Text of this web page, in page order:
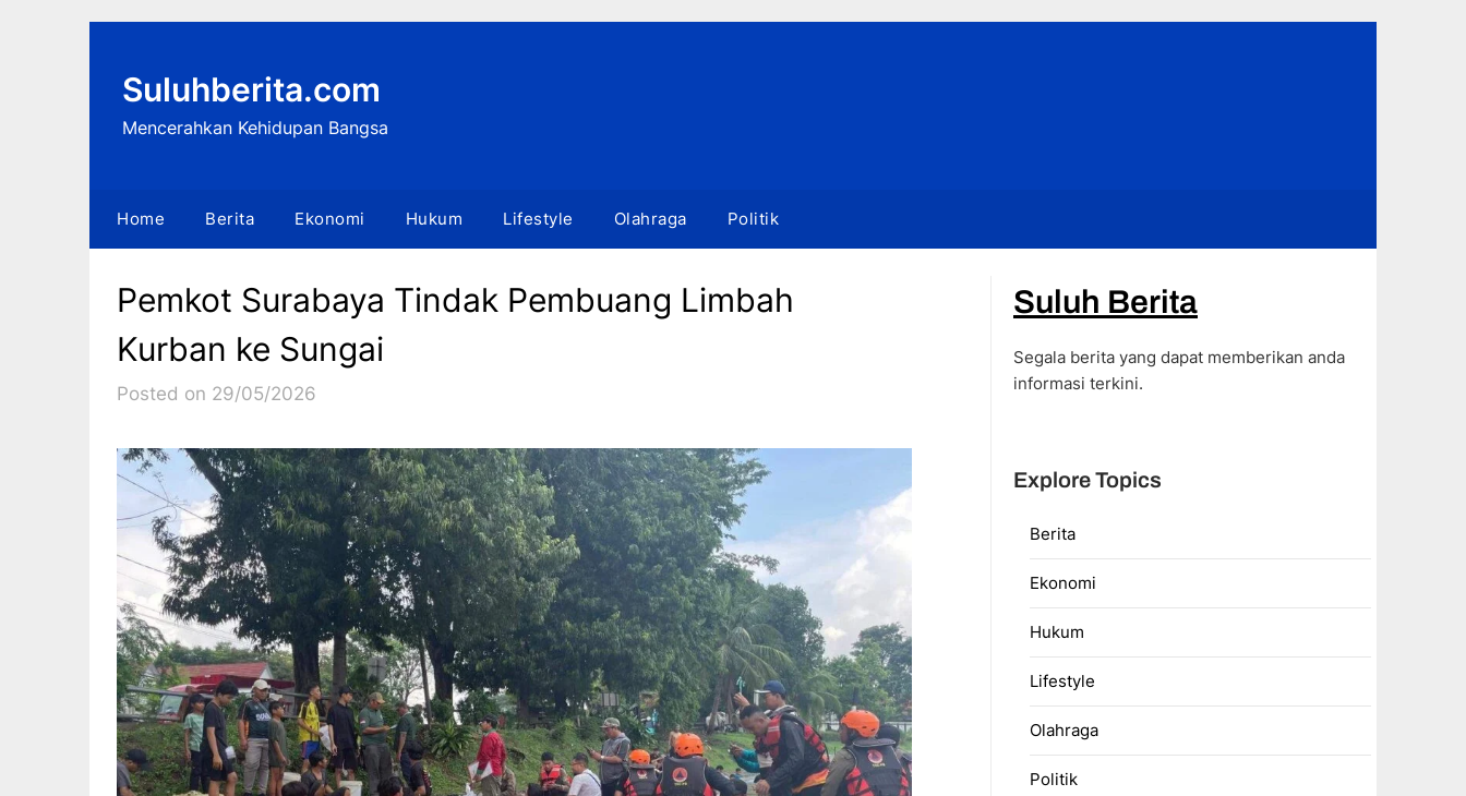
Suluhberita.com
Mencerahkan Kehidupan Bangsa
Home Berita Ekonomi Hukum Lifestyle Olahraga Politik
Pemkot Surabaya Tindak Pembuang Limbah
Kurban ke Sungai
Posted on 29/05/2026
Suluh Berita
Segala berita yang dapat memberikan anda
informasi terkini.
Explore Topics
Berita
Ekonomi
Hukum
Lifestyle
Olahraga
Politik